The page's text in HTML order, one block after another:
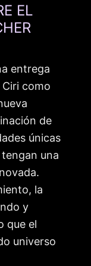
EL
entrega
como
de
únicas
una
la
y
que el
universo